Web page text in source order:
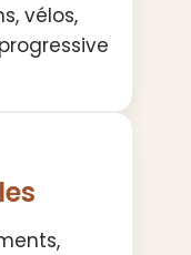
vélos,